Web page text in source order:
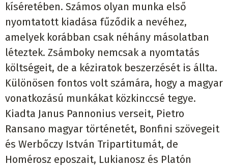
kíséretében. Számos olyan munka első
nyomtatott kiadása fűződik a nevéhez,
amelyek korábban csak néhány másolatban
léteztek. Zsámboky nemcsak a nyomtatás
költségeit, de a kéziratok beszerzését is állta.
Különösen fontos volt számára, hogy a magyar
vonatkozású munkákat közkinccsé tegye.
Kiadta Janus Pannonius verseit, Pietro
Ransano magyar történetét, Bonfini szövegeit
és Werbőczy István Tripartitumát, de
Homérosz eposzait, Lukianosz és Platón